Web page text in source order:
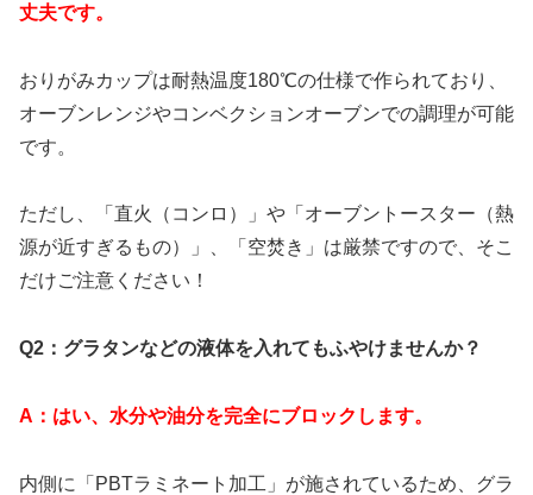
丈夫です。
おりがみカップは耐熱温度180℃の仕様で作られており、
オーブンレンジやコンベクションオーブンでの調理が可能
です。
ただし、「直火（コンロ）」や「オーブントースター（熱
源が近すぎるもの）」、「空焚き」は厳禁ですので、そこ
だけご注意ください！
Q2：グラタンなどの液体を入れてもふやけませんか？
A：はい、水分や油分を完全にブロックします。
内側に「PBTラミネート加工」が施されているため、グラ